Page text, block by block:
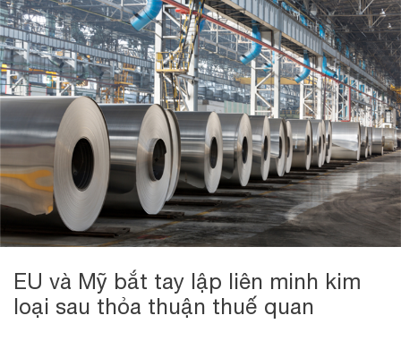
EU và Mỹ bắt tay lập liên minh kim
loại sau thỏa thuận thuế quan